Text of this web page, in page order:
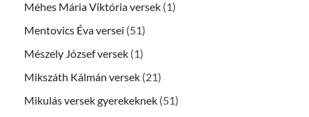
Méhes Mária Viktória versek (1)
Mentovics Éva versei (51)
Mészely József versek (1)
Mikszáth Kálmán versek (21)
Mikulás versek gyerekeknek (51)